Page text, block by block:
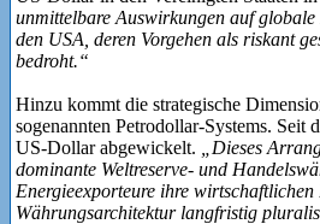
unmittelbare Auswirkungen auf
den USA, deren Vorgehen als riskant
bedroht.“
Hinzu kommt die strategische
sogenannten Petrodollar-Systems.
US-Dollar abgewickelt.
„Dieses
dominante Weltreserve- und
Energieexporteure ihre
Währungsarchitektur langfristig